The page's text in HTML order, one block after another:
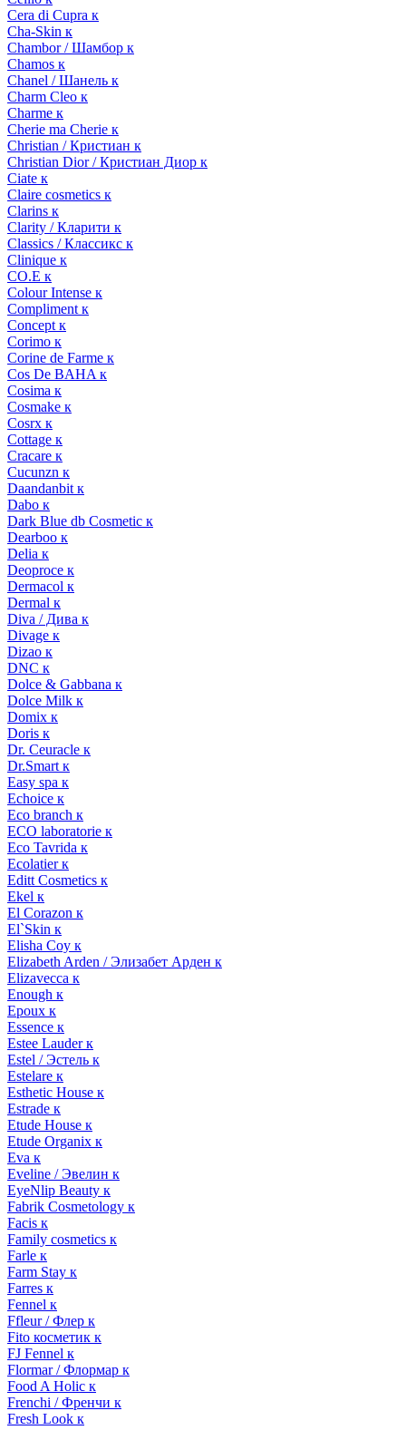
Cera di Cupra к
Cha-Skin к
Chambor / Шамбор к
Chamos к
Chanel / Шанель к
Charm Cleo к
Charme к
Cherie ma Cherie к
Christian / Кристиан к
Christian Dior / Кристиан Диор к
Ciate к
Claire cosmetics к
Clarins к
Clarity / Кларити к
Classics / Классикс к
Clinique к
CO.E к
Colour Intense к
Compliment к
Concept к
Corimo к
Corine de Farme к
Cos De BAHA к
Cosima к
Cosmake к
Cosrx к
Cottage к
Cracare к
Cucunzn к
Daandanbit к
Dabo к
Dark Blue db Cosmetic к
Dearboo к
Delia к
Deoproce к
Dermacol к
Dermal к
Diva / Дива к
Divage к
Dizao к
DNC к
Dolce & Gabbana к
Dolce Milk к
Domix к
Doris к
Dr. Ceuracle к
Dr.Smart к
Easy spa к
Echoice к
Eco branch к
ECO laboratorie к
Eco Tavrida к
Ecolatier к
Editt Cosmetics к
Ekel к
El Corazon к
El`Skin к
Elisha Coy к
Elizabeth Arden / Элизабет Арден к
Elizavecca к
Enough к
Epoux к
Essence к
Estee Lauder к
Estel / Эстель к
Estelare к
Esthetic House к
Estrade к
Etude House к
Etude Organix к
Eva к
Eveline / Эвелин к
EyeNlip Beauty к
Fabrik Cosmetology к
Facis к
Family cosmetics к
Farle к
Farm Stay к
Farres к
Fennel к
Ffleur / Флер к
Fito косметик к
FJ Fennel к
Flormar / Флормар к
Food A Holic к
Frenchi / Френчи к
Fresh Look к